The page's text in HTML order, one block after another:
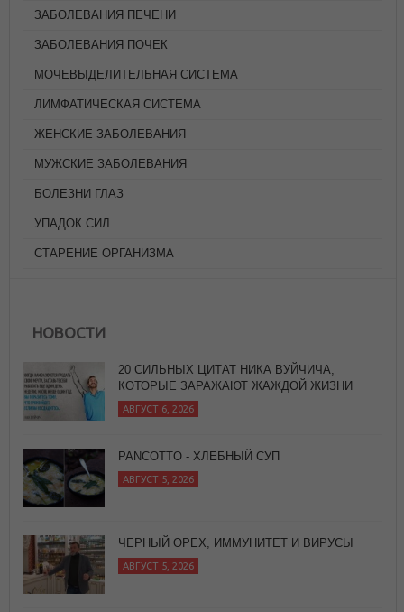
ЗАБОЛЕВАНИЯ ПЕЧЕНИ
ЗАБОЛЕВАНИЯ ПОЧЕК
МОЧЕВЫДЕЛИТЕЛЬНАЯ СИСТЕМА
ЛИМФАТИЧЕСКАЯ СИСТЕМА
ЖЕНСКИЕ ЗАБОЛЕВАНИЯ
МУЖСКИЕ ЗАБОЛЕВАНИЯ
БОЛЕЗНИ ГЛАЗ
УПАДОК СИЛ
СТАРЕНИЕ ОРГАНИЗМА
НОВОСТИ
20 СИЛЬНЫХ ЦИТАТ НИКА ВУЙЧИЧА,
КОТОРЫЕ ЗАРАЖАЮТ ЖАЖДОЙ ЖИЗНИ
АВГУСТ 6, 2026
PANCOTTO - ХЛЕБНЫЙ СУП
АВГУСТ 5, 2026
ЧЕРНЫЙ ОРЕХ, ИММУНИТЕТ И ВИРУСЫ
АВГУСТ 5, 2026